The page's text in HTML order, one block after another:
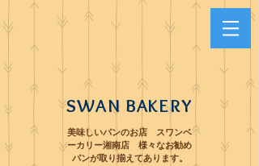
SWAN BAKERY
美味しいパンのお店 スワンベ
ーカリー湘南店 様々なお勧め
パンが取り揃えてあります。